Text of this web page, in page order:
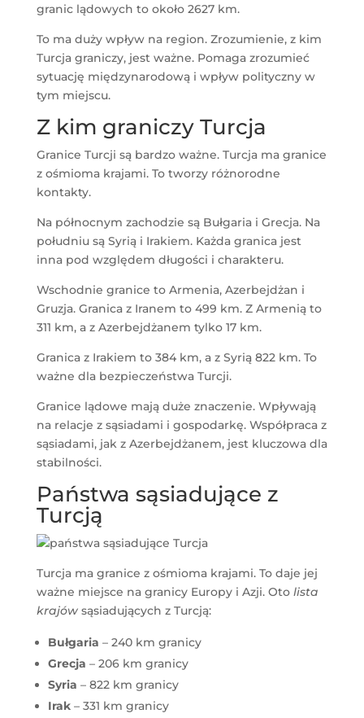
granic lądowych to około 2627 km.
To ma duży wpływ na region. Zrozumienie, z kim
Turcja graniczy, jest ważne. Pomaga zrozumieć
sytuację międzynarodową i wpływ polityczny w
tym miejscu.
Z kim graniczy Turcja
Granice Turcji są bardzo ważne. Turcja ma granice
z ośmioma krajami. To tworzy różnorodne
kontakty.
Na północnym zachodzie są Bułgaria i Grecja. Na
południu są Syrią i Irakiem. Każda granica jest
inna pod względem długości i charakteru.
Wschodnie granice to Armenia, Azerbejdżan i
Gruzja. Granica z Iranem to 499 km. Z Armenią to
311 km, a z Azerbejdżanem tylko 17 km.
Granica z Irakiem to 384 km, a z Syrią 822 km. To
ważne dla bezpieczeństwa Turcji.
Granice lądowe mają duże znaczenie. Wpływają
na relacje z sąsiadami i gospodarkę. Współpraca z
sąsiadami, jak z Azerbejdżanem, jest kluczowa dla
stabilności.
Państwa sąsiadujące z
Turcją
Turcja ma granice z ośmioma krajami. To daje jej
ważne miejsce na granicy Europy i Azji. Oto lista
krajówsąsiadujących z Turcją:
Bułgaria – 240 km granicy
Grecja – 206 km granicy
Syria – 822 km granicy
Irak– 331 km granicy